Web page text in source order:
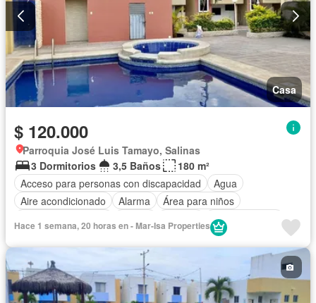
Casa
$ 120.000
Parroquia José Luis Tamayo, Salinas
3 Dormitorios
3,5 Baños
180 m²
Acceso para personas con discapacidad
Agua
Aire acondicionado
Alarma
Área para niños
Cocina integral
Estacionamiento
Garita de guardianía
Internet
Patio
Piscina
Conserje Seguridad Wifi Sin amoblar
Hace 1 semana, 20 horas en - Mar-Isa Properties